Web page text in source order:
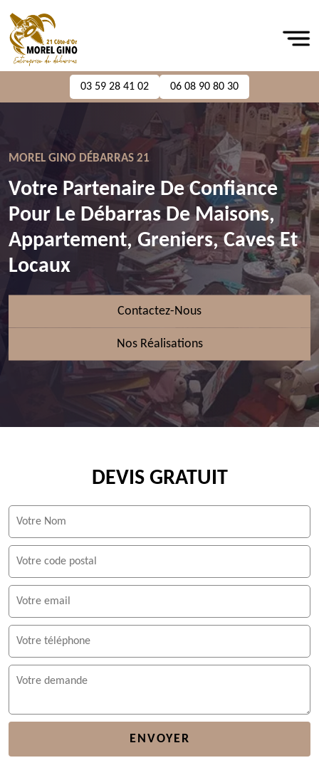
03 59 28 41 02 06 08 90 80 30
MOREL GINO DÉBARRAS 21
Votre Partenaire De Confiance
Pour Le Débarras De Maisons,
Appartement, Greniers, Caves Et
Locaux
Contactez-Nous
Nos Réalisations
DEVIS GRATUIT